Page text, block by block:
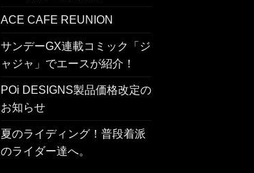
ACE CAFE REUNION
サンデーGX連載コミック「ジ
ャジャ」でエースが紹介！
POi DESIGNS製品価格改定の
お知らせ
夏のライディング！普段着派
のライダー達へ。